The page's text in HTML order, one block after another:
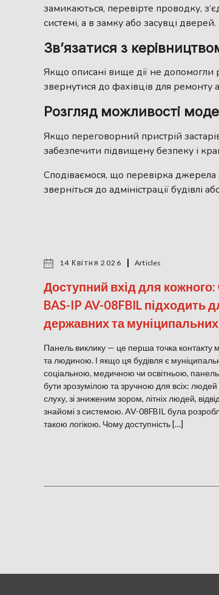
замикаються, перевірте проводку,
системі, а в замку або засувці дверей.
Зв’язатися з
Якщо описані вище дії не допомогли
звернутися до фахівців для
Розгляд можливості
Якщо переговорний пристрій
забезпечити підвищену безпеку і
Сподіваємося, що перевірка
зверніться до адміністрації будівлі
14 Квітня 2026 Articles
Доступний вхід для
BAS-IP AV-08FBIL підходить
державних та муніципальних
Панель виклику — це перша точка контакту
та людиною. І якщо ця будівля є
соціальною, медичною чи освітньою,
бути зрозумілою та зручною для всіх: людей
слуху, зі зниженим зором, літніх людей,
знайомі з системою. AV-08FBIL була
такою логікою. Чому доступність […]